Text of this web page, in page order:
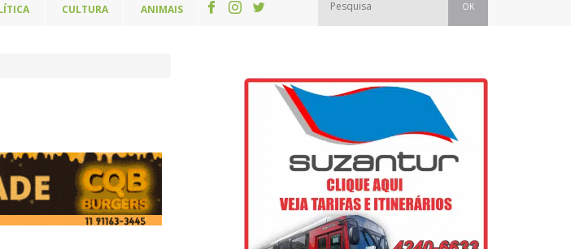
CULTURA ANIMAIS OK